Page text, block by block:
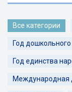
Все категории
Год
Год единства
Международная